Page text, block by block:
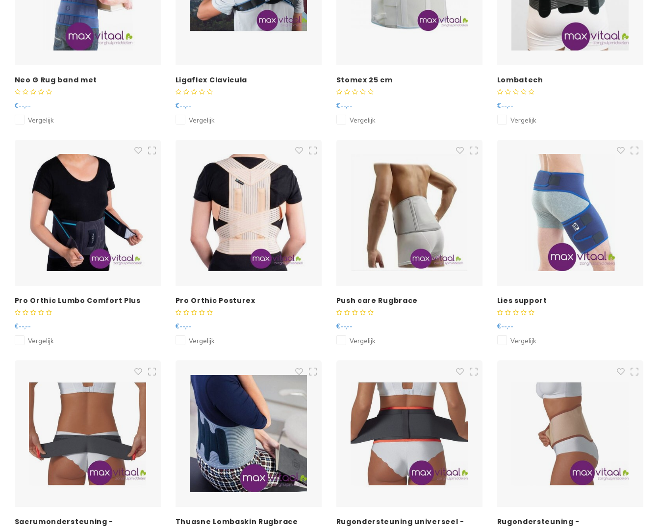
Neo G Rug band met
baleinversteviging
€--,--
Vergelijk
Ligaflex Clavicula
€--,--
Vergelijk
Stomex 25 cm
€--,--
Vergelijk
Lombatech
€--,--
Vergelijk
Pro Orthic Lumbo Comfort Plus
€--,--
Vergelijk
Pro Orthic Posturex
€--,--
Vergelijk
Push care Rugbrace
€--,--
Vergelijk
Lies support
€--,--
Vergelijk
Sacrumondersteuning - Thuasne Lombaskin Rugbrace Rugondersteuning universeel - Rugondersteuning -